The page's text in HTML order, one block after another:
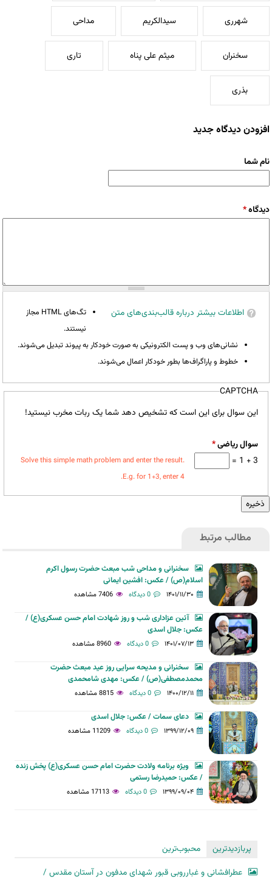
شهرری سیدالکریم مداحی
سخنران میثم علی پناه تاری
بذری
افزودن دیدگاه جدید
نام شما
دیدگاه*
اطلاعات بیشتر درباره قالب‌بندی‌های متن
تگ‌های HTML مجاز
نیستند.
نشانی‌های وب و پست الکترونیکی به صورت خودکار به پیوند تبدیل می‌شوند.
خطوط و پاراگراف‌ها بطور خودکار اعمال می‌شوند.
CAPTCHA
این سوال برای این است که تشخیص دهد شما یک ربات مخرب نیستید!
سوال ریاضی*
3 + 1 =
Solve this simple math problem and enter the result.
E.g. for 1+3, enter 4.
مطالب مرتبط
سخنرانی و مداحی شب مبعث حضرت رسول اکرم
اسلام(ص) / عکس: افشین ایمانی
۱۴۰۱/۱۱/۳۰ 0 دیدگاه 7406 مشاهده
آئین عزاداری شب و روز شهادت امام حسن عسکری(ع) /
عکس: جلال اسدی
۱۴۰۱/۰۷/۱۳ 0 دیدگاه 8960 مشاهده
سخنرانی و مدیحه سرایی روز عید مبعث حضرت
محمدمصطفی(ص) / عکس: مهدی شامحمدی
۱۴۰۰/۱۲/۱۱ 0 دیدگاه 8815 مشاهده
دعای سمات / عکس: جلال اسدی
۱۳۹۹/۱۲/۰۹ 0 دیدگاه 11209 مشاهده
ویژه برنامه ولادت حضرت امام حسن عسکری(ع) پخش زنده
/ عکس: حمیدرضا رستمی
۱۳۹۹/۰۹/۰۴ 0 دیدگاه 17113 مشاهده
پربازدیدترین
محبوب‌ترین
عطرافشانی و غبارروبی قبور شهدای مدفون در آستان مقدس /